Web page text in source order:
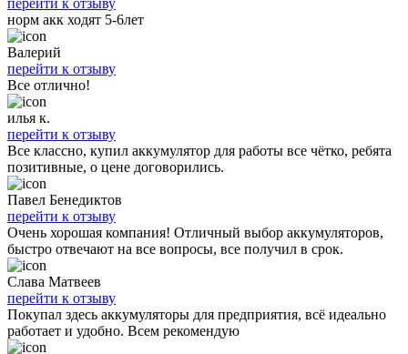
норм акк ходят 5-6лет
Валерий
перейти к отзыву
Все отлично!
илья к.
перейти к отзыву
Все классно, купил аккумулятор для работы все чётко, ребята
позитивные, о цене договорились.
Павел Бенедиктов
перейти к отзыву
Очень хорошая компания! Отличный выбор аккумуляторов,
быстро отвечают на все вопросы, все получил в срок.
Слава Матвеев
перейти к отзыву
Покупал здесь аккумуляторы для предприятия, всё идеально
работает и удобно. Всем рекомендую